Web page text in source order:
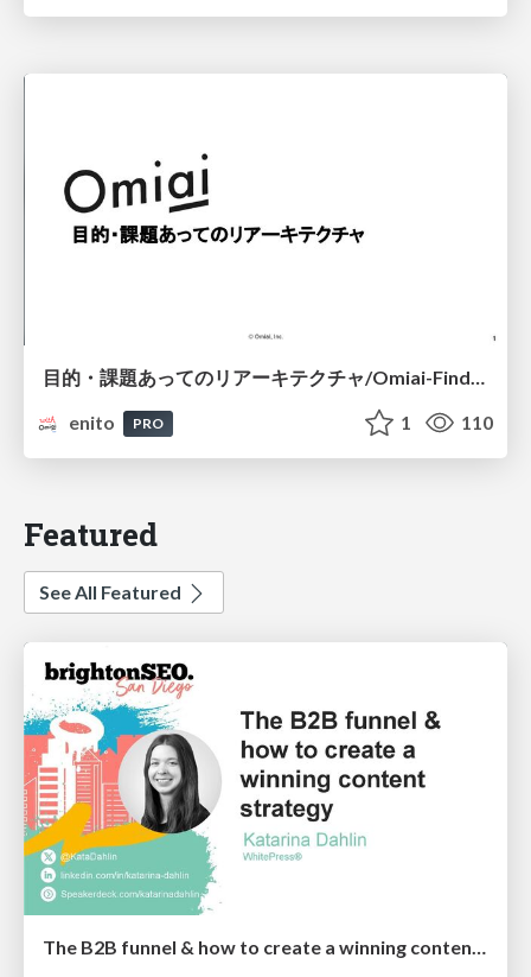
目的・課題あってのリアーキテクチャ/Omiai-Findy-LT
enito
PRO 1 110
Featured
See All Featured